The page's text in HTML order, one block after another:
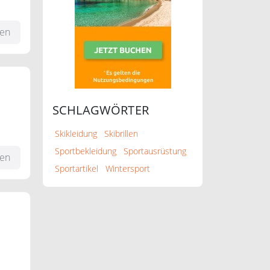
SCHLAGWÖRTER
Skikleidung
Skibrillen
Sportbekleidung
Sportausrüstung
Sportartikel
Wintersport